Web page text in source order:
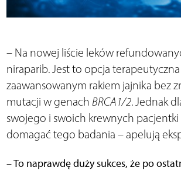
– Na nowej liście leków
niraparib. Jest to opcja
zaawansowanym rakiem jajnika bez
mutacji w genach BRCA1/2. Jednak
swojego i swoich krewnych pacjentki
domagać tego badania – apelują
– To naprawdę duży sukces, że po